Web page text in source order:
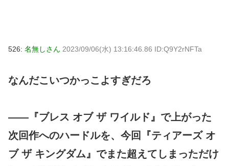
526: 名無しさん 2023/09/06(水) 13:16:46.86 ID:Q9Y2rNFTa
なんだこいつかっこよすぎだろ
――『ブレス オブ ザ ワイルド』で上がった
次回作へのハードルを、今回『ティアーズ オ
ブ ザ キングダム』でまた超えてしまっただけ